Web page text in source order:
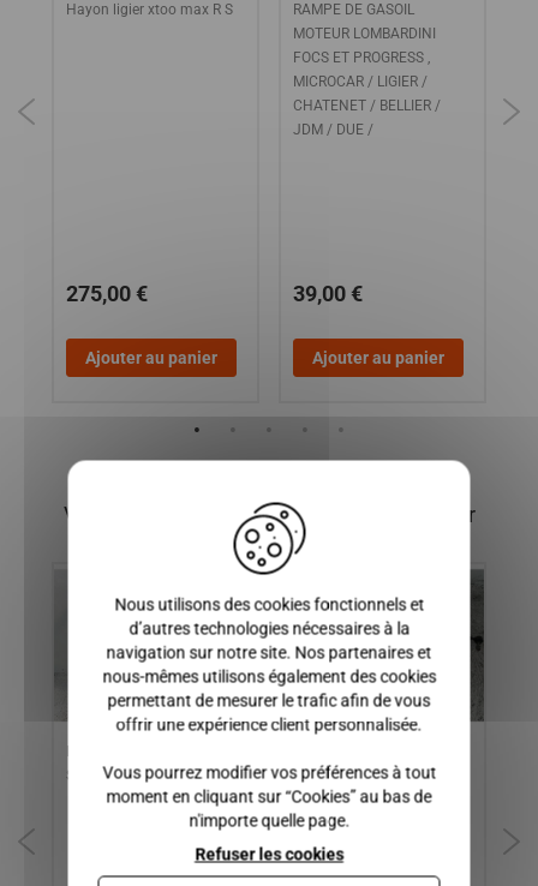
Hayon ligier xtoo max R S
275,00 €
Ajouter au panier
RAMPE DE GASOIL
MOTEUR LOMBARDINI
FOCS ET PROGRESS ,
MICROCAR / LIGIER /
CHATENET / BELLIER /
JDM / DUE /
39,00 €
Ajouter au panier
Vous pourriez également être intéressé par
S
DIRECTION LIGIER JS50 ET
JS50L ( PHASE 2 et 3,
premier montage ) /
MICROCAR MGO 4/5, MGO
6 ( premier montage ) /
Nous utilisons des cookies fonctionnels et
d’autres technologies nécessaires à la
navigation sur notre site. Nos partenaires et
nous-mêmes utilisons également des cookies
permettant de mesurer le trafic afin de vous
offrir une expérience client personnalisée.
Vous pourrez modifier vos préférences à tout
moment en cliquant sur “Cookies” au bas de
n'importe quelle page.
Refuser les cookies